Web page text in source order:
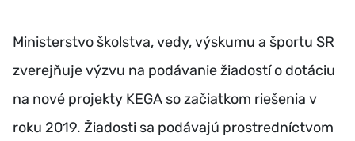
Ministerstvo školstva, vedy, výskumu a športu SR
zverejňuje výzvu na podávanie žiadostí o dotáciu
na nové projekty KEGA so začiatkom riešenia v
roku 2019. Žiadosti sa podávajú prostredníctvom